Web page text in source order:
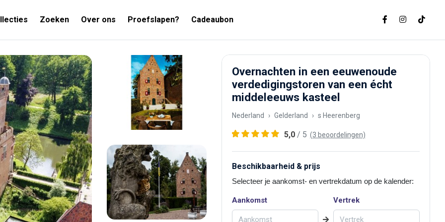
Zoeken Over ons Proefslapen? Cadeaubon
Overnachten in een eeuwenoude
verdedigingstoren van een écht
middeleeuws kasteel
Nederland Gelderland s Heerenberg
5,0 / 5 (3 beoordelingen)
Beschikbaarheid & prijs
Selecteer je aankomst- en vertrekdatum op de kalender:
Aankomst Vertrek